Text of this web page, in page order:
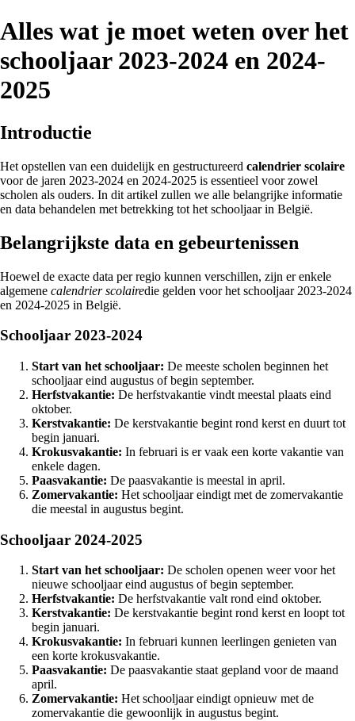
Alles wat je moet weten over het
schooljaar 2023-2024 en 2024-
2025
Introductie
Het opstellen van een duidelijk en gestructureerd calendrier scolaire
voor de jaren 2023-2024 en 2024-2025 is essentieel voor zowel
scholen als ouders. In dit artikel zullen we alle belangrijke informatie
en data behandelen met betrekking tot het schooljaar in België.
Belangrijkste data en gebeurtenissen
Hoewel de exacte data per regio kunnen verschillen, zijn er enkele
algemene calendrier scolairedie gelden voor het schooljaar 2023-2024
en 2024-2025 in België.
Schooljaar 2023-2024
Start van het schooljaar: De meeste scholen beginnen het
schooljaar eind augustus of begin september.
Herfstvakantie: De herfstvakantie vindt meestal plaats eind
oktober.
Kerstvakantie: De kerstvakantie begint rond kerst en duurt tot
begin januari.
Krokusvakantie: In februari is er vaak een korte vakantie van
enkele dagen.
Paasvakantie: De paasvakantie is meestal in april.
Zomervakantie: Het schooljaar eindigt met de zomervakantie
die meestal in augustus begint.
Schooljaar 2024-2025
Start van het schooljaar: De scholen openen weer voor het
nieuwe schooljaar eind augustus of begin september.
Herfstvakantie: De herfstvakantie valt rond eind oktober.
Kerstvakantie: De kerstvakantie begint rond kerst en loopt tot
begin januari.
Krokusvakantie: In februari kunnen leerlingen genieten van
een korte krokusvakantie.
Paasvakantie: De paasvakantie staat gepland voor de maand
april.
Zomervakantie: Het schooljaar eindigt opnieuw met de
zomervakantie die gewoonlijk in augustus begint.